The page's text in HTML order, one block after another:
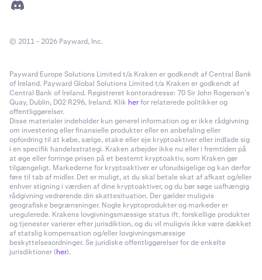
© 2011 - 2026 Payward, Inc.
Payward Europe Solutions Limited t/a Kraken er godkendt af Central Bank
of Ireland. Payward Global Solutions Limited t/a Kraken er godkendt af
Central Bank of Ireland. Registreret kontoradresse: 70 Sir John Rogerson’s
Quay, Dublin, D02 R296, Ireland. Klik herfor relaterede politikker og
offentliggørelser.
Disse materialer indeholder kun generel information og er ikke rådgivning
om investering eller finansielle produkter eller en anbefaling eller
opfordring til at købe, sælge, stake eller eje kryptoaktiver eller indlade sig
i en specifik handelsstrategi. Kraken arbejder ikke nu eller i fremtiden på
at øge eller forringe prisen på et bestemt kryptoaktiv, som Kraken gør
tilgængeligt. Markederne for kryptoaktiver er uforudsigelige og kan derfor
føre til tab af midler. Det er muligt, at du skal betale skat af afkast og/eller
enhver stigning i værdien af dine kryptoaktiver, og du bør søge uafhængig
rådgivning vedrørende din skattesituation. Der gælder muligvis
geografiske begrænsninger. Nogle kryptoprodukter og markeder er
uregulerede. Krakens lovgivningsmæssige status ift. forskellige produkter
og tjenester varierer efter jurisdiktion, og du vil muligvis ikke være dækket
af statslig kompensation og/eller lovgivningsmæssige
beskyttelsesordninger. Se juridiske offentliggørelser for de enkelte
jurisdiktioner (her).